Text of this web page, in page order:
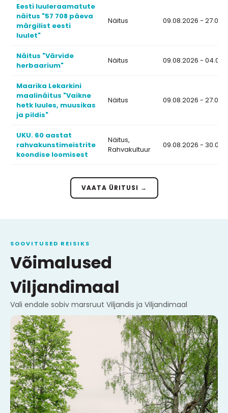
Eesti luuleraamatute
näitus "57 708 päeva
märgilist eesti
luulet"
Näitus 09.08.2026 -
Näitus "Värvide
herbaarium"
Näitus 09.08.2026 -
Maarika Lekarkini
maalinäitus "Vaikne
hetk luules, muusikas
ja pildis"
Näitus 09.08.2026 -
UKU. 60 aastat
rahvakunstimeistrite
koondise loomisest
Näitus,
Rahvakultuur
09.08.2026 -
VAATA ÜRITUSI →
SOOVITUSED REISIKS
Võimalused
Viljandimaal
Vali endale sobiv marsruut Viljandis ja Viljandimaal